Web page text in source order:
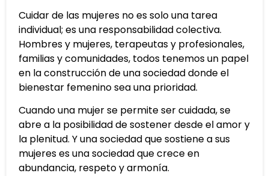
Cuidar de las mujeres no es solo una tarea
individual; es una responsabilidad colectiva.
Hombres y mujeres, terapeutas y profesionales,
familias y comunidades, todos tenemos un papel
en la construcción de una sociedad donde el
bienestar femenino sea una prioridad.
Cuando una mujer se permite ser cuidada, se
abre a la posibilidad de sostener desde el amor y
la plenitud. Y una sociedad que sostiene a sus
mujeres es una sociedad que crece en
abundancia, respeto y armonía.